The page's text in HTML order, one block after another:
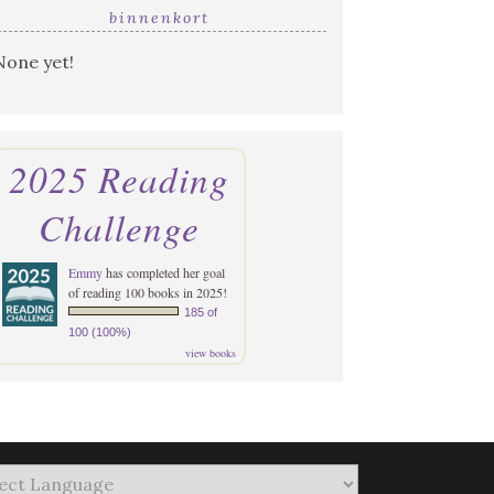
binnenkort
yet!
2025 Reading
Challenge
Emmyhas completed her goal
of reading 100 books in 2025!
185 of
100 (100%)
view books